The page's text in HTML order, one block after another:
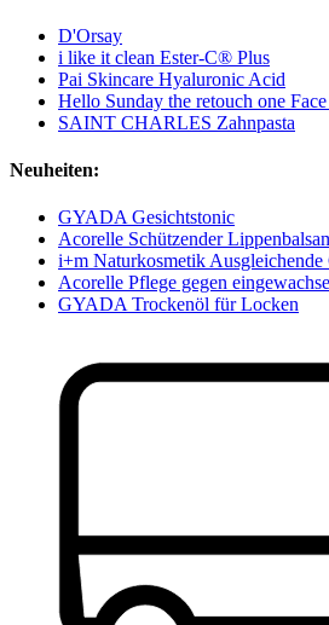
D'Orsay
i like it clean Ester-C® Plus
Pai Skincare Hyaluronic Acid
Hello Sunday the retouch one
SAINT CHARLES Zahnpasta
Neuheiten:
GYADA Gesichtstonic
Acorelle Schützender
i+m Naturkosmetik Ausgleichende
Acorelle Pflege gegen
GYADA Trockenöl für Locken